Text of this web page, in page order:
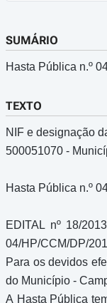
SUMÁRIO
Hasta Pública n.º
TEXTO
NIF e designação
500051070 -
Hasta Pública n.º
EDITAL nº 18/
04/HP/CCM/DP/
Para os devidos
do Município -
A Hasta Pública